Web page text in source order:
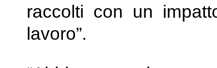
raccolti con un
lavoro”.